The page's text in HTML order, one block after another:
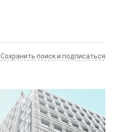
Сохранить поиск и подписаться